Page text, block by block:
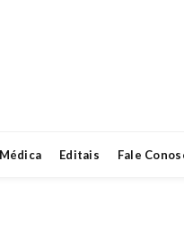
Editais Fale